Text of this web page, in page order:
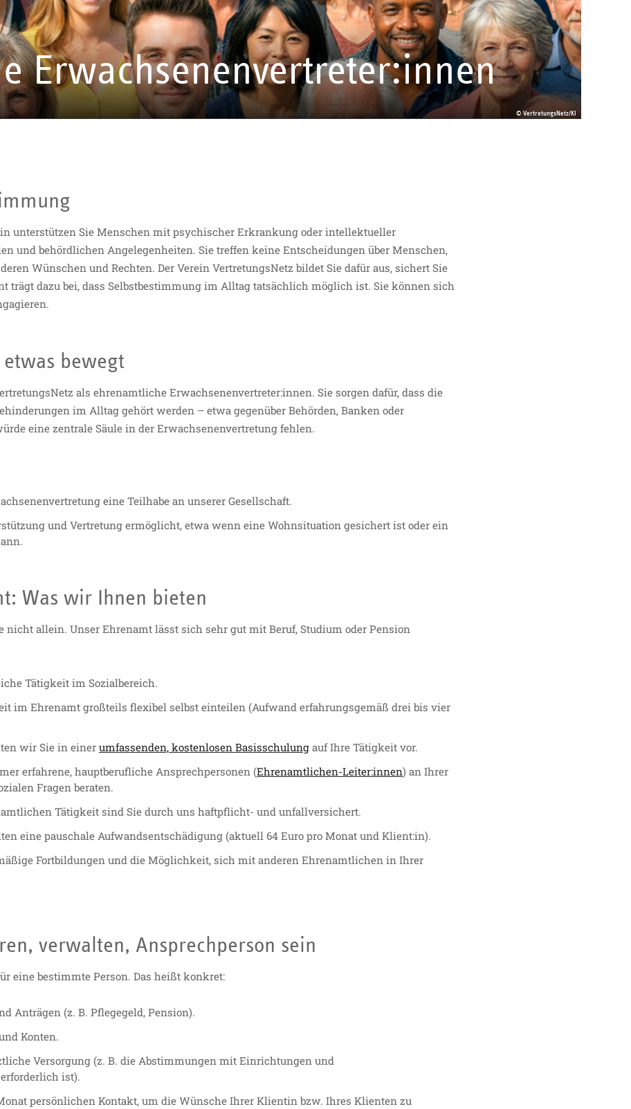
© VertretungsNetz/KI
Erwachsenenvertreter:innen
unterstützen Sie Menschen mit psychischer Erkrankung oder intellektueller
und behördlichen Angelegenheiten. Sie treffen keine Entscheidungen über Menschen,
Wünschen und Rechten. Der Verein VertretungsNetz bildet Sie dafür aus, sichert Sie
trägt dazu bei, dass Selbstbestimmung im Alltag tatsächlich möglich ist. Sie können sich
bewegt
als ehrenamtliche Erwachsenenvertreter:innen. Sie sorgen dafür, dass die
im Alltag gehört werden – etwa gegenüber Behörden, Banken oder
eine zentrale Säule in der Erwachsenenvertretung fehlen.
eine Teilhabe an unserer Gesellschaft.
und Vertretung ermöglicht, etwa wenn eine Wohnsituation gesichert ist oder ein
Was wir Ihnen bieten
nicht allein. Unser Ehrenamt lässt sich sehr gut mit Beruf, Studium oder Pension
Tätigkeit im Sozialbereich.
im Ehrenamt großteils flexibel selbst einteilen (Aufwand erfahrungsgemäß drei bis vier
wir Sie in einerumfassenden, kostenlosen Basisschulung auf Ihre Tätigkeit vor.
erfahrene, hauptberufliche Ansprechpersonen (Ehrenamtlichen-Leiter:innen) an Ihrer
Fragen beraten.
Tätigkeit sind Sie durch uns haftpflicht- und unfallversichert.
eine pauschale Aufwandsentschädigung (aktuell 64 Euro pro Monat und Klient:in).
Fortbildungen und die Möglichkeit, sich mit anderen Ehrenamtlichen in Ihrer
verwalten, Ansprechperson sein
eine bestimmte Person. Das heißt konkret:
Anträgen (z. B. Pflegegeld, Pension).
Konten.
Versorgung (z. B. die Abstimmungen mit Einrichtungen und
ist).
persönlichen Kontakt, um die Wünsche Ihrer Klientin bzw. Ihres Klienten zu